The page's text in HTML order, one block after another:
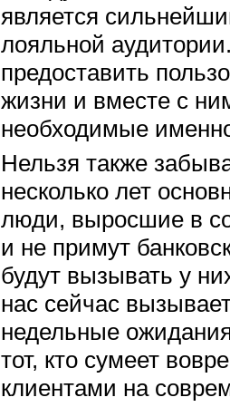
является
лояльной
предоставить
жизни и вместе с
необходимые
Нельзя также
несколько лет
люди, выросшие в
и не примут
будут вызывать у
нас сейчас
недельные
тот, кто сумеет
клиентами на